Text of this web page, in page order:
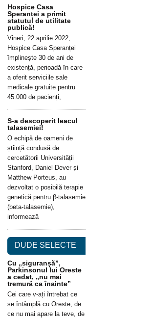
Hospice Casa
Speranței a primit
statutul de utilitate
publică!
Vineri, 22 aprilie 2022,
Hospice Casa Speranței
împlinește 30 de ani de
existență, perioadă în care
a oferit serviciile sale
medicale gratuite pentru
45.000 de pacienți,
S-a descoperit leacul
talasemiei!
O echipă de oameni de
știință condusă de
cercetătorii Universității
Stanford, Daniel Dever și
Matthew Porteus, au
dezvoltat o posibilă terapie
genetică pentru β-talasemie
(beta-talasemie),
informează
DUDE SELECTE
Cu „siguranșă”,
Parkinsonul lui Oreste
a cedat, „nu mai
tremură ca înainte”
Cei care v-ați întrebat ce
se întâmplă cu Oreste, de
ce nu mai apare la teve, de